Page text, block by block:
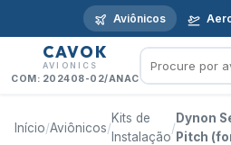
Aviônicos
CAVOK
AVIONICS
COM: 202408-02/ANAC
Início/Aviônicos/
Kits de
Instalação
/
Dynon
Pitch